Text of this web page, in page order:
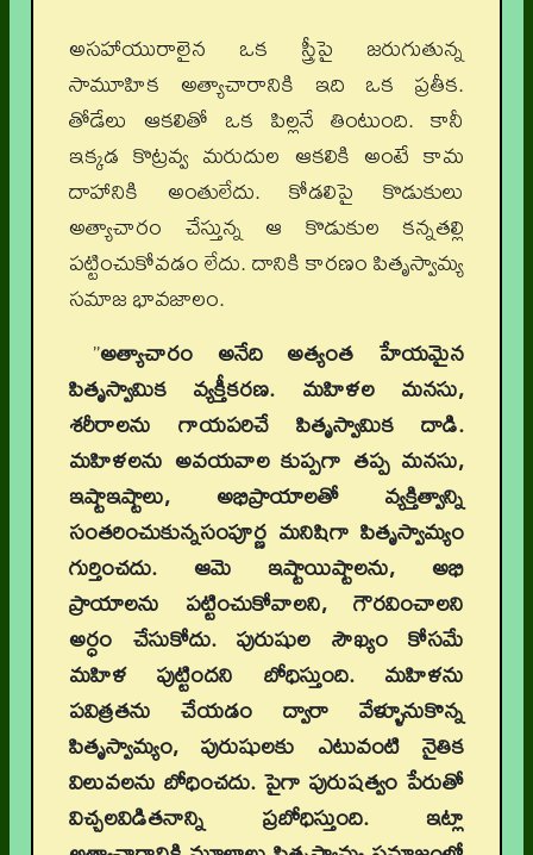
అసహాయురాలైన ఒక స్త్రీపై జరుగుతున్న
సామూహిక అత్యాచారానికి ఇది ఒక ప్రతీక.
తోడేలు ఆకలితో ఒక పిల్లనే తింటుంది. కానీ
ఇక్కడ కొట్రవ్వ మరుదుల ఆకలికి అంటే కామ
దాహానికి అంతులేదు. కోడలిపై కొడుకులు
అత్యాచారం చేస్తున్న ఆ కొడుకుల కన్నతల్లి
పట్టించుకోవడం లేదు. దానికి కారణం పితృస్వామ్య
సమాజ భావజాలం.
”అత్యాచారం అనేది అత్యంత హేయమైన
పితృస్వామిక వ్యక్తీకరణ. మహిళల మనసు,
శరీరాలను గాయపరిచే పితృస్వామిక దాడి.
మహిళలను అవయవాల కుప్పగా తప్ప మనసు,
ఇష్టాఇష్టాలు, అభిప్రాయాలతో వ్యక్తిత్వాన్ని
సంతరించుకున్నసంపూర్ణ మనిషిగా పితృస్వామ్యం
గుర్తించదు. ఆమె ఇష్టాయిష్టాలను, అభి
ప్రాయాలను పట్టించుకోవాలని, గౌరవించాలని
అర్ధం చేసుకోదు. పురుషుల సౌఖ్యం కోసమే
మహిళ పుట్టిందని బోధిస్తుంది. మహిళను
పవిత్రతను చేయడం ద్వారా వేళ్ళూనుకొన్న
పితృస్వామ్యం, పురుషులకు ఎటువంటి నైతిక
విలువలను బోధించదు. పైగా పురుషత్వం పేరుతో
విచ్చలవిడితనాన్ని ప్రబోధిస్తుంది. ఇట్లా